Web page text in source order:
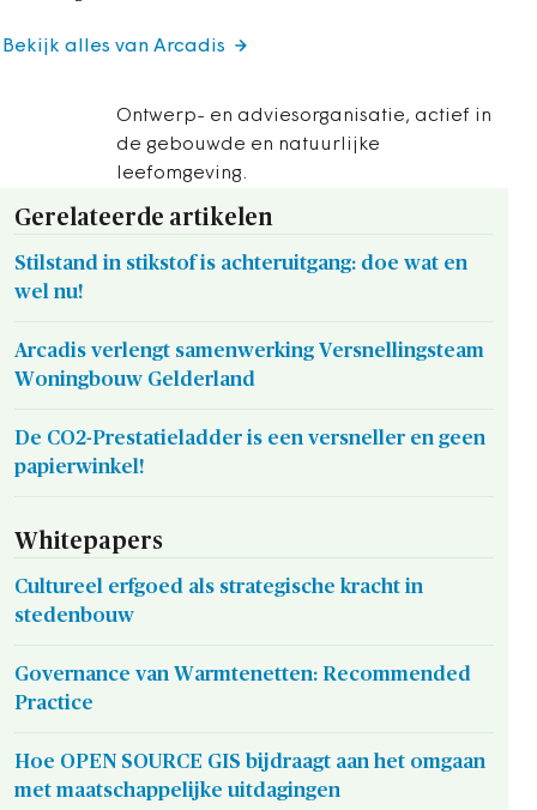
Ontwerp- en adviesorganisatie, actief in
de gebouwde en natuurlijke
leefomgeving.
Bekijk alles van Arcadis
Gerelateerde artikelen
Stilstand in stikstof is achteruitgang: doe wat en
wel nu!
Arcadis verlengt samenwerking Versnellingsteam
Woningbouw Gelderland
De CO2-Prestatieladder is een versneller en geen
papierwinkel!
Whitepapers
Cultureel erfgoed als strategische kracht in
stedenbouw
Governance van Warmtenetten: Recommended
Practice
Hoe OPEN SOURCE GIS bijdraagt aan het omgaan
met maatschappelijke uitdagingen